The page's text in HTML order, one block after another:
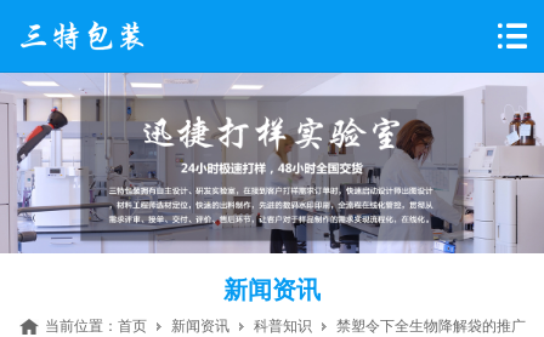
新闻资讯
当前位置： 首页 新闻资讯 科普知识 禁塑令下全生物降解袋的推广